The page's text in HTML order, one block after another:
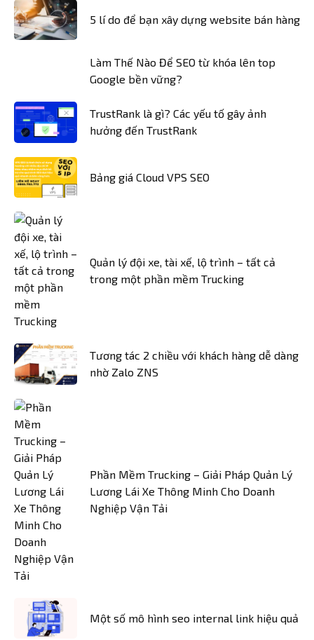
5 lí do để bạn xây dựng website bán hàng
Làm Thế Nào Để SEO từ khóa lên top
Google bền vững?
TrustRank là gì? Các yếu tố gây ảnh
hưởng đến TrustRank
Bảng giá Cloud VPS SEO
Quản lý đội xe, tài xế, lộ trình – tất cả
trong một phần mềm Trucking
Tương tác 2 chiều với khách hàng dễ dàng
nhờ Zalo ZNS
Phần Mềm Trucking – Giải Pháp Quản Lý
Lương Lái Xe Thông Minh Cho Doanh
Nghiệp Vận Tải
Một số mô hình seo internal link hiệu quả